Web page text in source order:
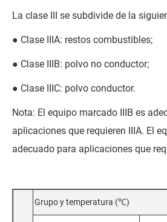
La clase III se subdivide de la
● Clase IIIA: restos combustibles;
● Clase IIIB: polvo no conductor;
● Clase IIIC: polvo conductor.
Nota: El equipo marcado IIIB es
aplicaciones que requieren IIIA. El
adecuado para aplicaciones que
Grupo y temperatura (℃)